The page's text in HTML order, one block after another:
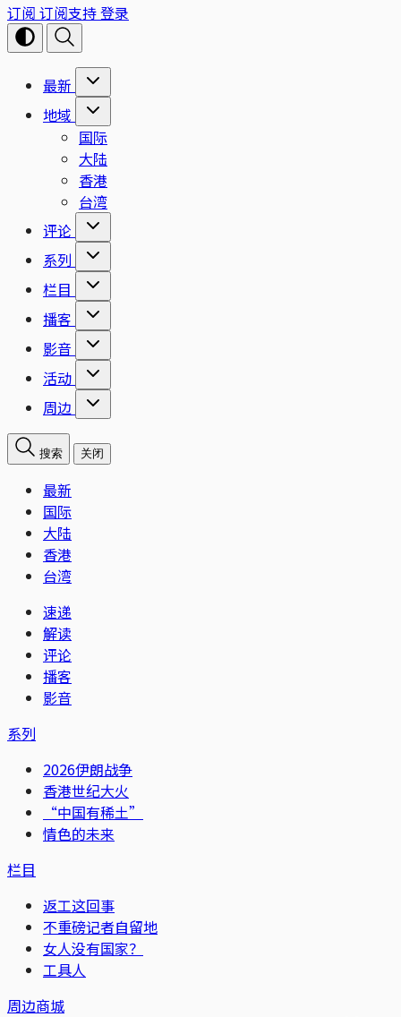
订阅 订阅支持登录
最新
地域
国际
大陆
香港
台湾
评论
系列
栏目
播客
影音
活动
周边
搜索 关闭
最新
国际
大陆
香港
台湾
速递
解读
评论
播客
影音
系列
2026伊朗战争
香港世纪大火
“中国有稀土”
情色的未来
栏目
返工这回事
不重磅记者自留地
女人没有国家？
工具人
周边商城